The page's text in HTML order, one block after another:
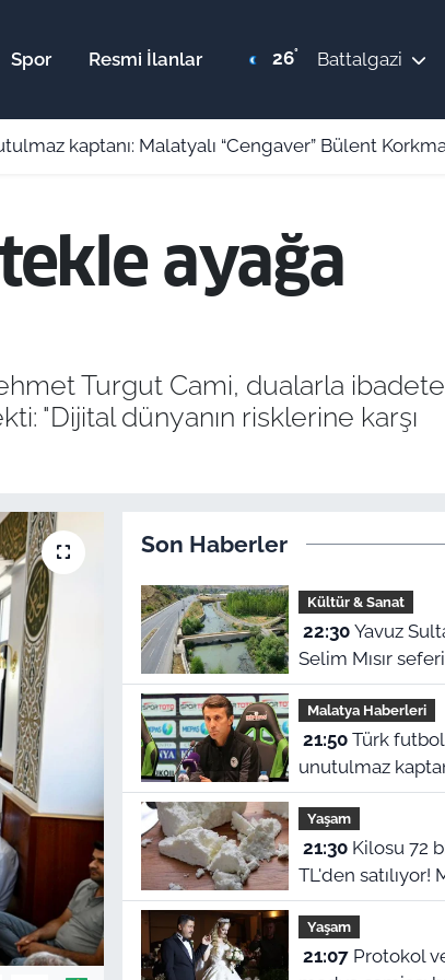
Spor Resmi İlanlar 26° Battalgazi
kaptanı: Malatyalı “Cengaver” Bülent Korkmaz’ın ilham
ayağa
Turgut Cami, dualarla ibadete
"Dijital dünyanın risklerine karşı
Son Haberler
Kültür & Sanat
22:30Yavuz Sultan
Selim Mısır
giderken
inşa edildi: Peki,
buranın ismi
“Nadir?”
Malatya Haberleri
21:50Türk futbolunun
unutulmaz
Malatyalı
Bülent Korkmaz’ın
ilham veren
Yaşam
21:30Kilosu 72 bin
TL'den satılıyor!
bu sütten
Yaşam
21:07Protokol ve